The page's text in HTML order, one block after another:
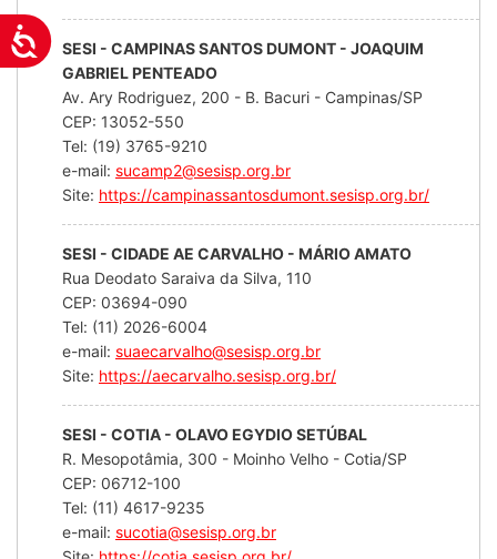
Acessibilidade
SESI - CAMPINAS SANTOS DUMONT - JOAQUIM
GABRIEL PENTEADO
Av. Ary Rodriguez, 200 - B. Bacuri - Campinas/SP
CEP: 13052-550
Tel: (19) 3765-9210
e-mail: sucamp2@sesisp.org.br
Site: https://campinassantosdumont.sesisp.org.br/
SESI - CIDADE AE CARVALHO - MÁRIO AMATO
Rua Deodato Saraiva da Silva, 110
CEP: 03694-090
Tel: (11) 2026-6004
e-mail: suaecarvalho@sesisp.org.br
Site: https://aecarvalho.sesisp.org.br/
SESI - COTIA - OLAVO EGYDIO SETÚBAL
R. Mesopotâmia, 300 - Moinho Velho - Cotia/SP
CEP: 06712-100
Tel: (11) 4617-9235
e-mail: sucotia@sesisp.org.br